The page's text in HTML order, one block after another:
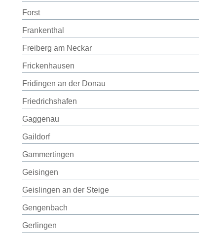
Forst
Frankenthal
Freiberg am Neckar
Frickenhausen
Fridingen an der Donau
Friedrichshafen
Gaggenau
Gaildorf
Gammertingen
Geisingen
Geislingen an der Steige
Gengenbach
Gerlingen